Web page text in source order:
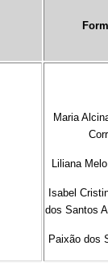
Maria
Liliana
Isabel
dos Santos
Paixão dos